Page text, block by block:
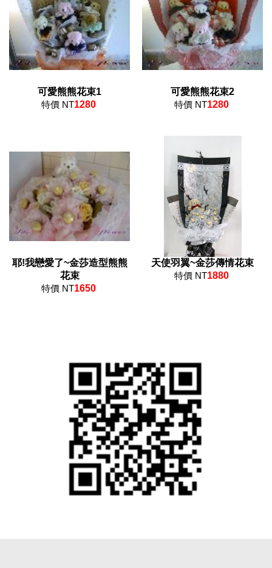
可愛熊熊花束1
特價 NT1280
可愛熊熊花束2
特價 NT1280
耶!我戀愛了~金莎造型熊熊
花束
特價 NT1650
天使羽翼~金莎傳情花束
特價 NT1880